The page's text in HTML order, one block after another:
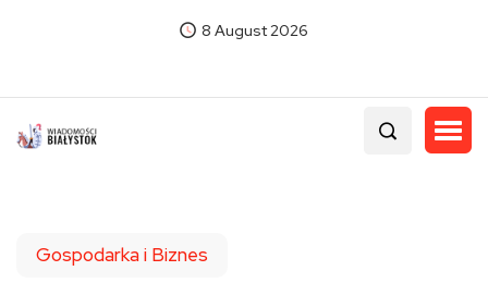
8 August 2026
Gospodarka i Biznes